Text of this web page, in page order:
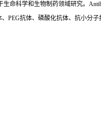
命科学和生物制药领域研究。
PEG抗体、磷酸化抗体、抗小分